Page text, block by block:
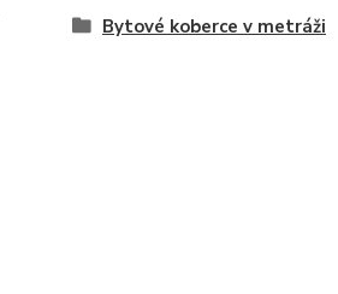
Bytové koberce v metráži